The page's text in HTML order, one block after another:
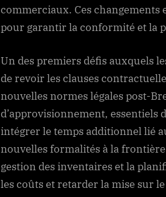
commerciaux. Ces changements
pour garantir la conformité et la
Un des premiers défis auxquels
de revoir les clauses
nouvelles normes légales post-
d’approvisionnement, essentiels
intégrer le temps additionnel lié
nouvelles formalités à la
gestion des inventaires et la
les coûts et retarder la mise sur